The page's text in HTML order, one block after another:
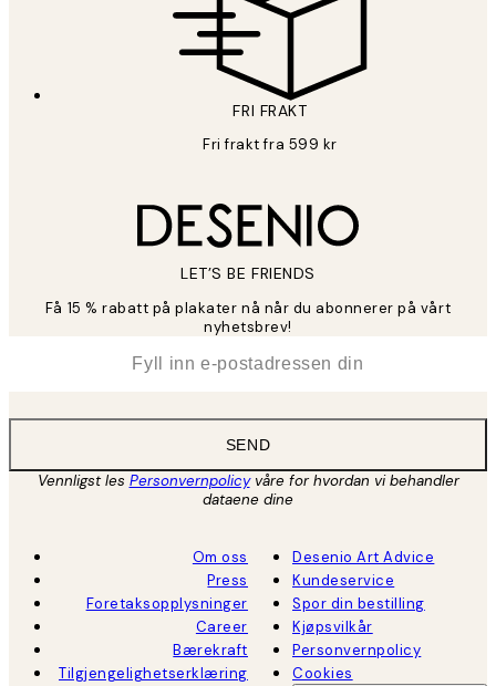
FRI FRAKT
Fri frakt fra 599 kr
LET’S BE FRIENDS
Få 15 % rabatt på plakater nå når du abonnerer på vårt
nyhetsbrev!
SEND
Vennligst les Personvernpolicyvåre for hvordan vi behandler
dataene dine
Om oss
Press
Foretaksopplysninger
Career
Bærekraft
Tilgjengelighetserklæring
Desenio Art Advice
Kundeservice
Spor din bestilling
Kjøpsvilkår
Personvernpolicy
Cookies